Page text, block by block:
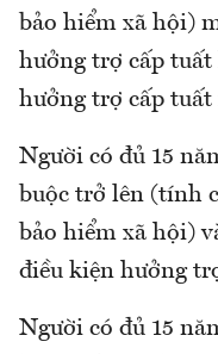
bảo hiểm xã hội)
hưởng trợ cấp tuất
hưởng trợ cấp
Người có đủ 15
buộc trở lên (tính
bảo hiểm xã hội)
điều kiện hưởng
Người có đủ 15